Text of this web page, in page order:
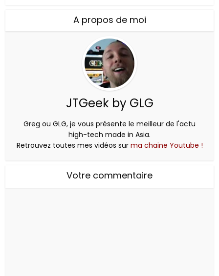
A propos de moi
JTGeek by GLG
Greg ou GLG, je vous présente le meilleur de l'actu
high-tech made in Asia.
Retrouvez toutes mes vidéos sur ma chaine Youtube !
Votre commentaire